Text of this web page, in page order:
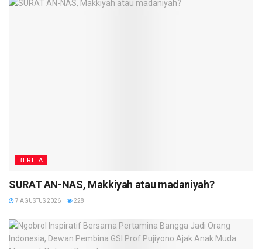
BERITA
SURAT AN-NAS, Makkiyah atau madaniyah?
7 AGUSTUS 2026 228